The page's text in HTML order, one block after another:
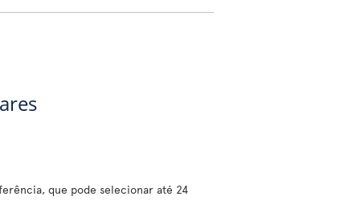
que pode selecionar até 24